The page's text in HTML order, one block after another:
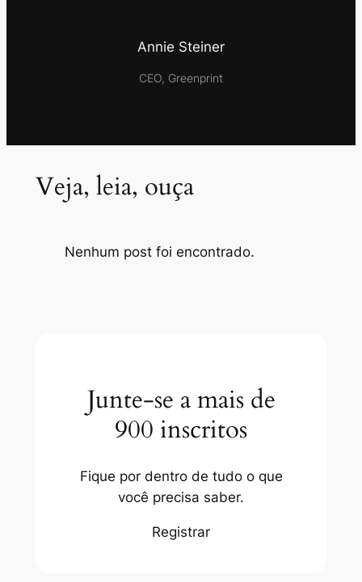
Annie Steiner
CEO, Greenprint
Veja, leia, ouça
Nenhum post foi encontrado.
Junte-se a mais de
900 inscritos
Fique por dentro de tudo o que
você precisa saber.
Registrar